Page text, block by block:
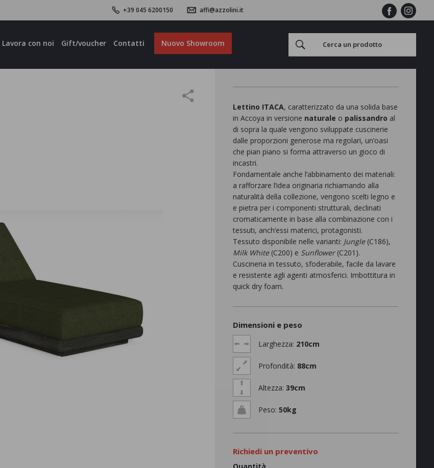
+39 045 6200150 affi@azzolini.it
Lavora con noi Gift/voucher Contatti Nuovo Showroom
Lettino ITACA, caratterizzato da una solida base
in Accoya in versione naturale o palissandro al
di sopra la quale vengono sviluppate cuscinerie
dalle proporzioni generose ma regolari, un’oasi
che pian piano si forma attraverso un gioco di
incastri.‎
Fondamentale anche l’abbinamento dei materiali:
a rafforzare l’idea originaria richiamando alla
naturalità della collezione, vengono scelti legno e
e pietra per i componenti strutturali, declinati
cromaticamente in base alla combinazione con i
tessuti, anch’essi materici, protagonisti.‎
Tessuto disponibile nelle varianti: Jungle (C186),
Milk White(C200) e Sunflower (C201).
Cuscineria in tessuto, sfoderabile, facile da lavare
e resistente agli agenti atmosferici. Imbottitura in
quick dry foam.
Dimensioni e peso
Larghezza: 210cm
Profondità: 88cm
Altezza: 39cm
Peso: 50kg
Richiedi un preventivo